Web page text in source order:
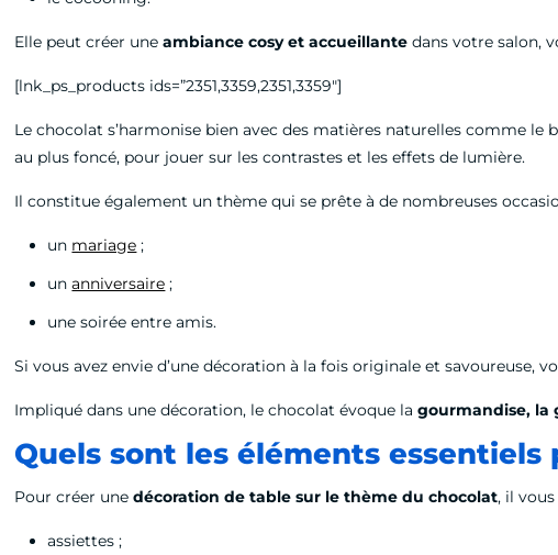
Elle peut créer uneambiance cosy et accueillante dans votre salon,
[lnk_ps_products ids=”2351,3359,2351,3359″]
Le chocolat s’harmonise bien avec des matières naturelles comme
au plus foncé, pour jouer sur les contrastes et les effets de lumière.
Il constitue également un thème qui se prête à de nombreuses
un mariage ;
unanniversaire ;
une soirée entre amis.
Si vous avez envie d’une décoration à la fois originale et
Impliqué dans une décoration, le chocolat évoque lagourmandise, la
Quels sont les éléments
Pour créer unedécoration de table sur le thème du chocolat, il
assiettes ;